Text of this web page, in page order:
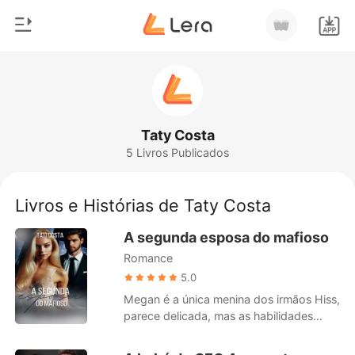
Baixar App
Lobisomem
Romance
Bilionários
Ranking
Taty Costa
5 Livros Publicados
Livros e Histórias de Taty Costa
A segunda esposa do mafioso
Romance
5.0
Megan é a única menina dos irmãos Hiss,
parece delicada, mas as habilidades